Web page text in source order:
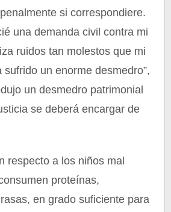
si correspondiere.
una demanda civil contra mi
ruidos tan molestos que mi
un enorme desmedro”,
un desmedro patrimonial
se deberá encargar de
respecto a los niños mal
proteínas,
en grado suficiente para